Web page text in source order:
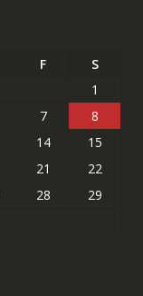
F
S
1
7
8
14
15
21
22
28
29